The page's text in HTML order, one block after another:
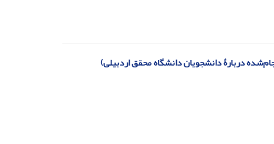
دربارۀ‌ دانشجویان دانشگاه محقق اردبیلی)